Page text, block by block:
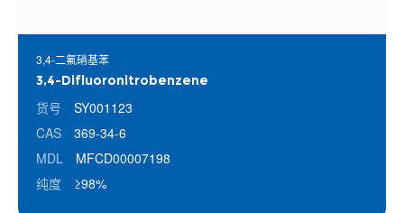
3,4-二氟硝基苯
3,4-Difluoronitrobenzene
货号
SY001123
CAS
369-34-6
MDL
MFCD00007198
纯度
≥98%